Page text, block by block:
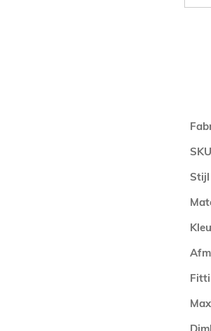
SKU
Stijl